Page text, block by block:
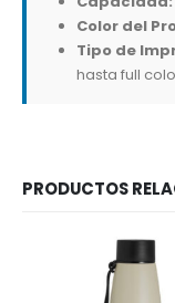
Color del
Tipo de
hasta full
PRODUCTOS